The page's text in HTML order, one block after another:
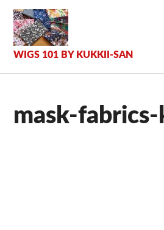
Inhalt
springen
WIGS 101 BY KUKKII-SAN
mask-